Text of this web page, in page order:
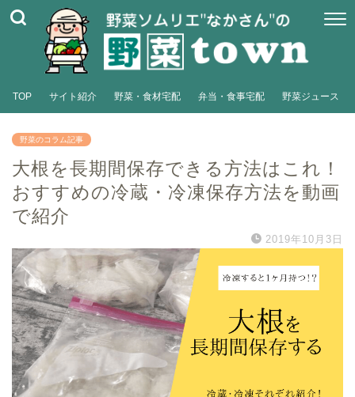
TOP サイト紹介 野菜・食材宅配 弁当・食事宅配 野菜ジュース
野菜のコラム記事
大根を長期間保存できる方法はこれ！
おすすめの冷蔵・冷凍保存方法を動画
で紹介
2019年10月3日